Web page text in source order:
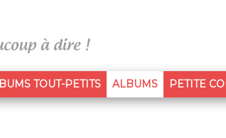
TOUT-PETITS ALBUMS(CURRENT)
PETITE